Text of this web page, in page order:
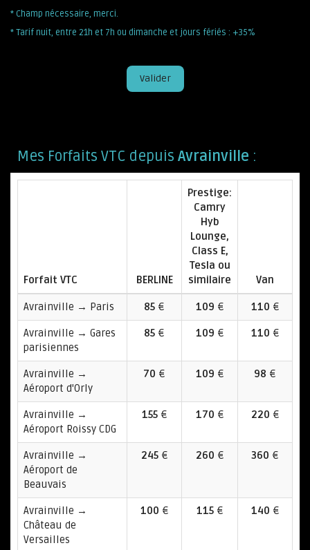
* Champ nécessaire, merci.
* Tarif nuit, entre 21h et 7h ou dimanche et jours fériés : +35%
Valider
Mes Forfaits VTC depuis Avrainville :
Forfait VTC BERLINE
Prestige:
Camry
Hyb
Lounge,
Class E,
Tesla ou
similaire
Van
Avrainville → Paris 85 € 109 € 110 €
Avrainville → Gares
parisiennes
85 € 109 € 110 €
Avrainville →
Aéroport d'Orly
70 € 109 € 98 €
Avrainville →
Aéroport Roissy CDG
155€ 170 € 220 €
Avrainville →
Aéroport de
Beauvais
245€ 260 € 360 €
Avrainville →
Château de
Versailles
100 € 115€ 140 €